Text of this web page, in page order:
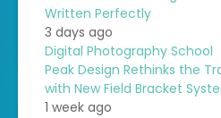
Written Perfectly
3 days ago
Digital Photography School
Peak Design Rethinks the
with New Field Bracket
1 week ago